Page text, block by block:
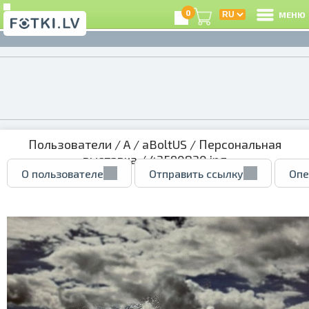
0 МЕНЮ
Пользователи /A/ aBoltUS / Персональная
выставка/ 43590830.jpg
О пользователе Отправить ссылку